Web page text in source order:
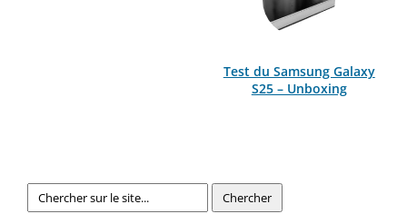
Test du Samsung Galaxy
S25 – Unboxing